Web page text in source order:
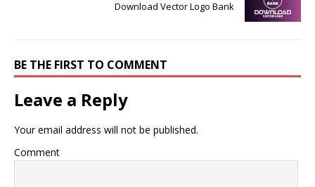
Download Vector Logo Bank
BE THE FIRST TO COMMENT
Leave a Reply
Your email address will not be published.
Comment